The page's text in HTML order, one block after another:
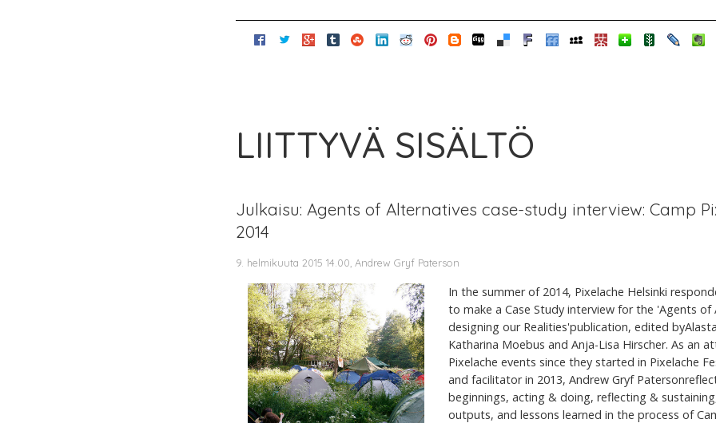
LIITTYVÄ SISÄLTÖ
Julkaisu: Agents of Alternatives case-study interview: Camp
2014
9. helmikuuta 2015 14.00, Andrew Gryf Paterson
In the summer of 2014, Pixelache Helsinki
to make a Case Study interview for the 'Agents of
designing our Realities'publication, edited
Katharina Moebus and Anja-Lisa Hirscher. As an
Pixelache events since they started in Pixelache
and facilitator in 2013, Andrew Gryf
beginnings, acting & doing, reflecting &
outputs, and lessons learned in the process of